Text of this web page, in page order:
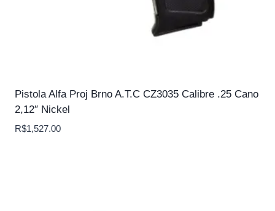
Pistola Alfa Proj Brno A.T.C CZ3035 Calibre .25 Cano
2,12″ Nickel
R$1,527.00